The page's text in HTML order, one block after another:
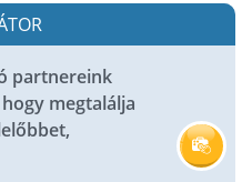
partnereink
megtalálja